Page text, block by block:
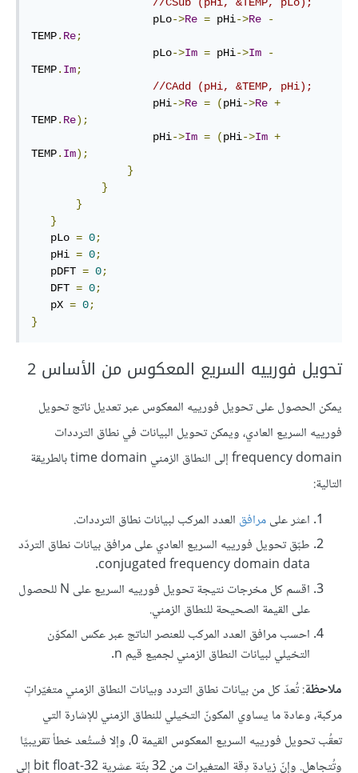
//CSub (pHi, &TEMP, pLo);
                   pLo
->Re = pHi->Re
-
TEMP. Re;
                   pLo
->Im = pHi->Im
-
TEMP. Im;
                   pHi
->Re = (pHi->Re +
TEMP. Re);
                   pHi
->Im = (pHi->Im +
TEMP. Im);
}
}
}
}
   pLo
= 0;
   pHi
= 0;
   pDFT
= 0;
   DFT
= 0;
   pX
= 0;
}
تحويل فورييه السريع المعكوس من الأساس 2
يمكن الحصول على تحويل فورييه المعكوس عبر تعديل ناتج تحويل
فورييه السريع العادي، ويمكن تحويل البيانات في نطاق الترددات
frequency domain إلى النطاق الزمني time domain بالطريقة
التالية:
اعثر علىمرافق العدد المركب لبيانات نطاق الترددات.
طبّق تحويل فورييه السريع العادي على مرافق بيانات نطاق التردّد
conjugated frequency domain data.
اقسم كل مخرجات نتيجة تحويل فورييه السريع على N للحصول
على القيمة الصحيحة للنطاق الزمني.
احسب مرافق العدد المركب للعنصر الناتج عبر عكس المكوّن
التخيلي لبيانات النطاق الزمني لجميع قيم n.
ملاحظة: تُعدّ كل من بيانات نطاق التردد وبيانات النطاق الزمني متغيّراتٍ
مركبة، وعادة ما يساوي المكونّ التخيلي للنطاق الزمني للإشارة التي
تعقُب تحويل فورييه السريع المعكوس القيمة 0، وإلا فستُعد خطأ تقريبيًا
وتُتجاهل. وإنّ زيادة دِقة المتغيرات من 32 بتّة عشرية 32-bit ﬂoat إلى